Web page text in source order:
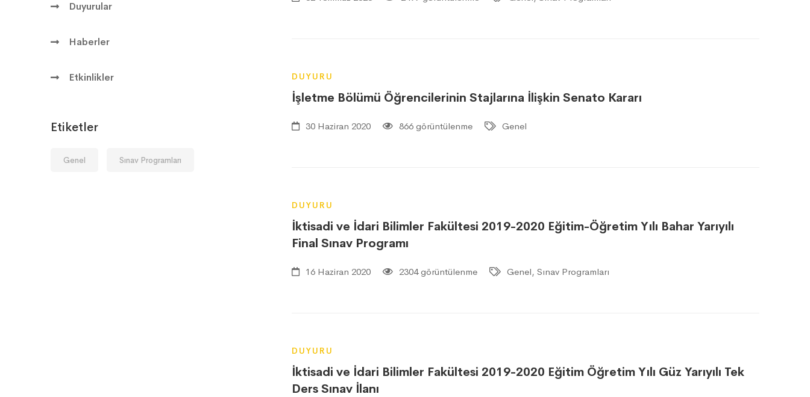
Duyurular
Haberler
Etkinlikler
Etiketler
Genel Sınav Programları
DUYURU
İşletme Bölümü Öğrencilerinin Stajlarına İlişkin Senato Kararı
30 Haziran 2020 866 görüntülenme Genel
DUYURU
İktisadi ve İdari Bilimler Fakültesi 2019-2020 Eğitim-Öğretim Yılı Bahar Yarıyılı
Final Sınav Programı
16 Haziran 2020 2304 görüntülenme Genel, Sınav Programları
DUYURU
İktisadi ve İdari Bilimler Fakültesi 2019-2020 Eğitim Öğretim Yılı Güz Yarıyılı Tek
Ders Sınav İlanı